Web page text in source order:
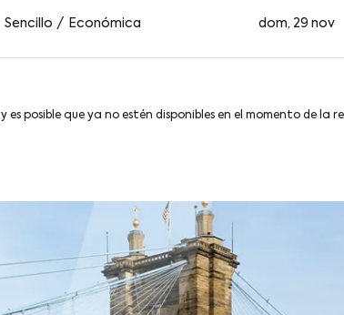
Sencillo / Económica dom, 29 nov
posible que ya no estén disponibles en el momento de la